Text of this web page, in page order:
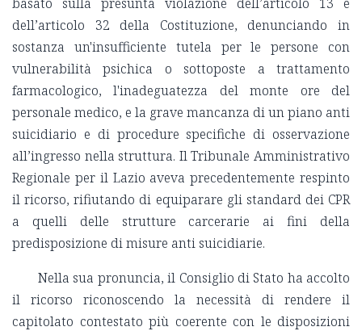
dell’articolo 32 della Costituzione, denunciando in
sostanza un'insufficiente tutela per le persone con
vulnerabilità psichica o sottoposte a trattamento
farmacologico, l'inadeguatezza del monte ore del
personale medico, e la grave mancanza di un piano anti
suicidiario e di procedure specifiche di osservazione
all’ingresso nella struttura. Il Tribunale Amministrativo
Regionale per il Lazio aveva precedentemente respinto
il ricorso, rifiutando di equiparare gli standard dei CPR
a quelli delle strutture carcerarie ai fini della
predisposizione di misure anti suicidiarie.
Nella sua pronuncia, il Consiglio di Stato ha accolto
il ricorso riconoscendo la necessità di rendere il
capitolato contestato più coerente con le disposizioni